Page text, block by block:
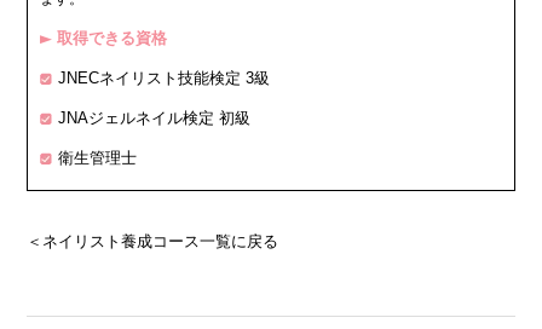
▶ 取得できる資格
JNECネイリスト技能検定 3級
JNAジェルネイル検定 初級
衛生管理士
＜ネイリスト養成コース一覧に戻る